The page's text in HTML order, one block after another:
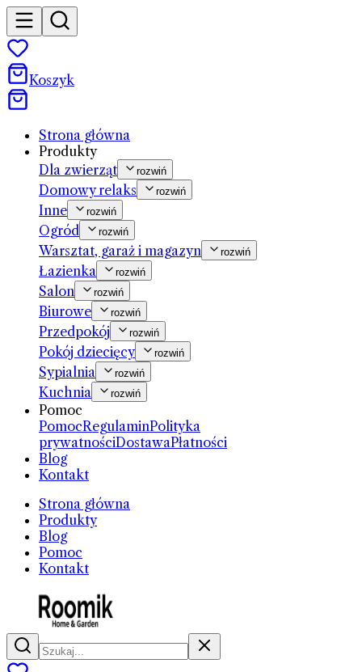
Koszyk
Strona główna
Produkty
Dla zwierząt
rozwiń
Domowy relaks rozwiń
Inne rozwiń
Ogród rozwiń
Warsztat, garaż i magazyn rozwiń
Łazienka rozwiń
Salon rozwiń
Biurowe rozwiń
Przedpokój rozwiń
Pokój dziecięcy rozwiń
Sypialnia rozwiń
Kuchnia rozwiń
Pomoc
PomocRegulaminPolityka
prywatnościDostawaPłatności
Blog
Kontakt
Strona główna
Produkty
Blog
Pomoc
Kontakt